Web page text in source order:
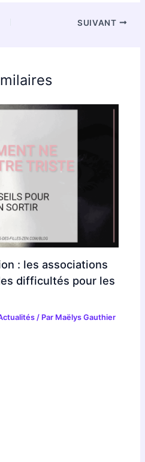
SUIVANT
: les associations
difficultés pour les
/ Par Maëlys Gauthier